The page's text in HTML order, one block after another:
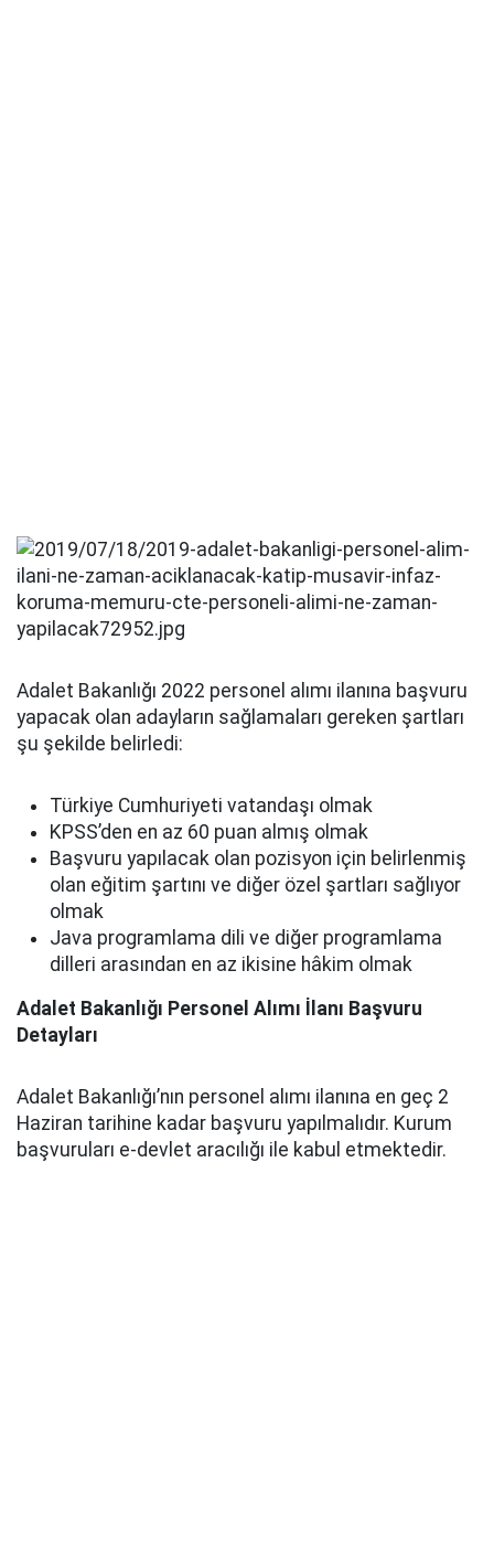
Adalet Bakanlığı 2022 personel alımı ilanına başvuru
yapacak olan adayların sağlamaları gereken şartları
şu şekilde belirledi:
Türkiye Cumhuriyeti vatandaşı olmak
KPSS’den en az 60 puan almış olmak
Başvuru yapılacak olan pozisyon için belirlenmiş
olan eğitim şartını ve diğer özel şartları sağlıyor
olmak
Java programlama dili ve diğer programlama
dilleri arasından en az ikisine hâkim olmak
Adalet Bakanlığı Personel Alımı İlanı Başvuru
Detayları
Adalet Bakanlığı’nın personel alımı ilanına en geç 2
Haziran tarihine kadar başvuru yapılmalıdır. Kurum
başvuruları e-devlet aracılığı ile kabul etmektedir.